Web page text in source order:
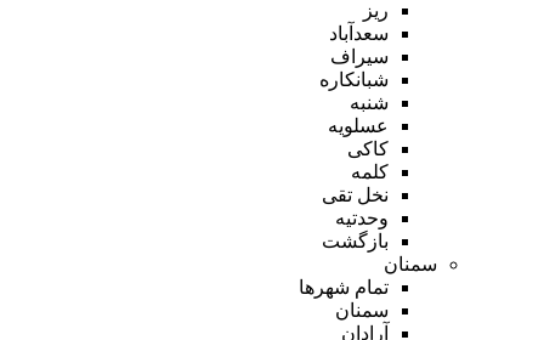
ریز
سعدآباد
سیراف
شبانکاره
شنبه
عسلویه
کاکی
کلمه
نخل تقی
وحدتیه
بازگشت
سمنان
تمام شهر‌ها
سمنان
آرادان